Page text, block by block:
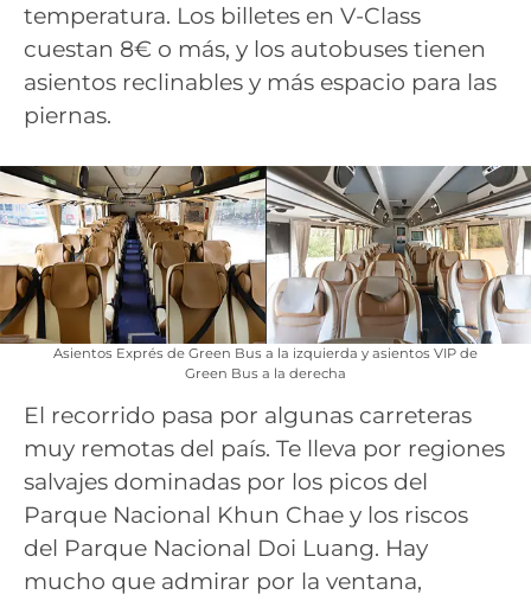
temperatura. Los billetes en V-Class
cuestan 8€ o más, y los autobuses tienen
asientos reclinables y más espacio para las
piernas.
Asientos Exprés de Green Bus a la izquierda y asientos VIP de
Green Bus a la derecha
El recorrido pasa por algunas carreteras
muy remotas del país. Te lleva por regiones
salvajes dominadas por los picos del
Parque Nacional Khun Chae y los riscos
del Parque Nacional Doi Luang. Hay
mucho que admirar por la ventana,